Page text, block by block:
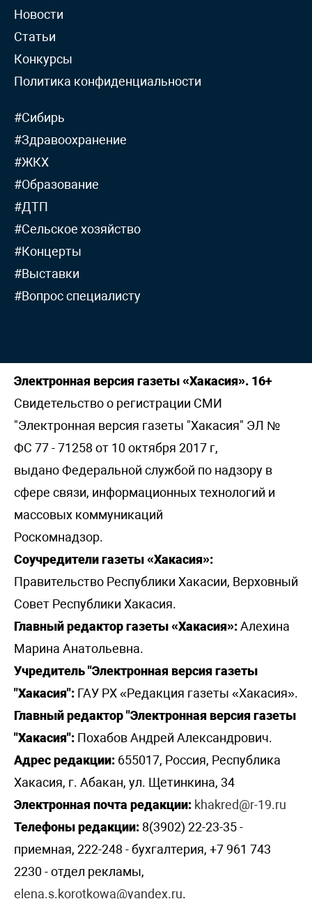
Новости
Статьи
Конкурсы
Политика конфиденциальности
#Сибирь
#Здравоохранение
#ЖКХ
#Образование
#ДТП
#Сельское хозяйство
#Концерты
#Выставки
#Вопрос специалисту
Электронная версия газеты «Хакасия». 16+
Свидетельство о регистрации СМИ
"Электронная версия газеты "Хакасия" ЭЛ №
ФС 77 - 71258 от 10 октября 2017 г,
выдано Федеральной службой по надзору в
сфере связи, информационных технологий и
массовых коммуникаций
Роскомнадзор.
Соучредители газеты «Хакасия»:
Правительство Республики Хакасии, Верховный
Совет Республики Хакасия.
Главный редактор газеты «Хакасия»:Алехина
Марина Анатольевна.
Учредитель "Электронная версия газеты
"Хакасия": ГАУ РХ «Редакция газеты «Хакасия».
Главный редактор "Электронная версия газеты
"Хакасия": Похабов Андрей Александрович.
Адрес редакции: 655017, Россия, Республика
Хакасия, г. Абакан, ул. Щетинкина, 34
Электронная почта редакции: khakred@r-19.ru
Телефоны редакции: 8(3902) 22-23-35 -
приемная, 222-248 - бухгалтерия, +7 961 743
2230 - отдел рекламы,
elena.s.korotkowa@yandex.ru.